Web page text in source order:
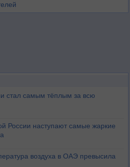
стал самым тёплым за всю
России наступают самые жаркие
воздуха в ОАЭ превысила